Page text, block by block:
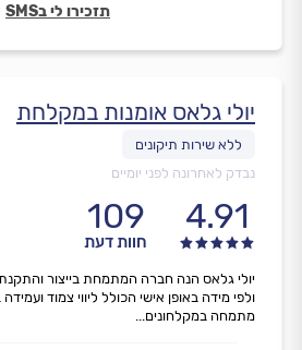
תזכירו לי בSMS
יולי גלאס אומנות במקלחת
נבדק לאחרונה לפני יומיים
4.91
109
חוות דעת
יולי גלאס הנה חברה המתמחת בייצור
ולפי מידה באופן אישי הכולל ליווי צמוד
מתמחה במקלחונים...